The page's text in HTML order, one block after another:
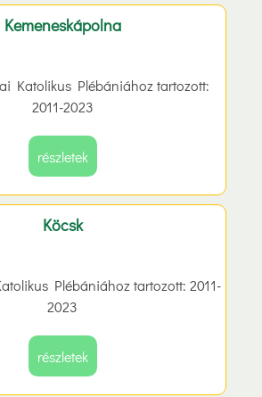
Kemeneskápolna
Katolikus Plébániához tartozott:
2011-2023
részletek
Köcsk
Plébániához tartozott: 2011-
2023
részletek